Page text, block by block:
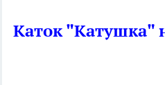
Каток "Катушка"